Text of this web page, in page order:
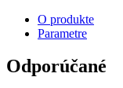
O produkte
Parametre
Odporúčané